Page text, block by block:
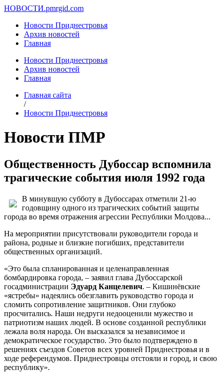
НОВОСТИ.pmrgid.com
Новости Приднестровья
Архив новостей
Главная
Новости Приднестровья
Архив новостей
Главная
Главная сайта
/
Новости Приднестровья
Новости ПМР
Общественность Дубоссар вспомнила
трагические события июля 1992 года
В минувшую субботу в Дубоссарах отметили 21-ю
годовщину одного из трагических событий защиты
города во время отражения агрессии Республики Молдова...
На мероприятии присутствовали руководители города и
района, родные и близкие погибших, представители
общественных организаций.
«Это была спланированная и целенаправленная
бомбардировка города, – заявил глава Дубоссарской
госадминистрации Эдуард Канцелевич. – Кишинёвские
«ястребы» надеялись обезглавить руководство города и
сломить сопротивление защитников. Они глубоко
просчитались. Наши недруги недооценили мужество и
патриотизм наших людей. В основе созданной республики
лежала воля народа. Он высказался за независимое и
демократическое государство. Это было подтверждено в
решениях съездов Советов всех уровней Приднестровья и в
ходе референдумов. Приднестровцы отстояли и город, и свою
республику».